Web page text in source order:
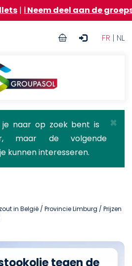
deel aan de
FR | NL
User
×
naar op zoek bent is
maar de volgende
kunnen interesseren.
in België / Provincie Limburg / Prijzen